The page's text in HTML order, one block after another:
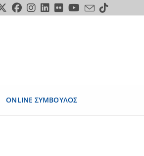
ONLINE ΣΥΜΒΟΥΛΟΣ